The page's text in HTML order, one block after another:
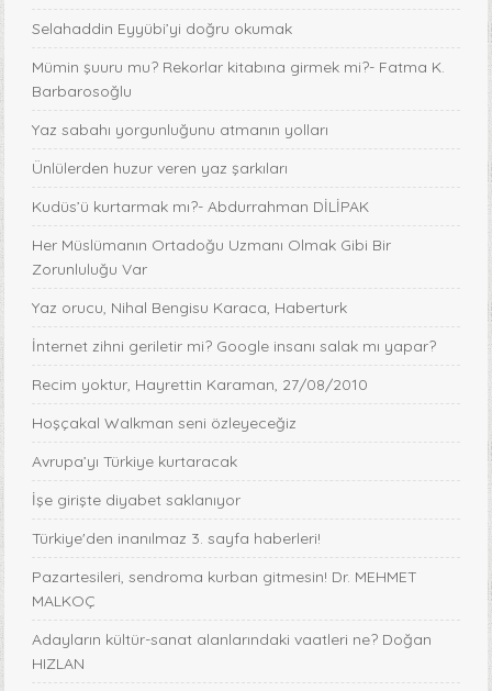
Selahaddin Eyyübi’yi doğru okumak
Mümin şuuru mu? Rekorlar kitabına girmek mi?- Fatma K.
Barbarosoğlu
Yaz sabahı yorgunluğunu atmanın yolları
Ünlülerden huzur veren yaz şarkıları
Kudüs’ü kurtarmak mı?- Abdurrahman DİLİPAK
Her Müslümanın Ortadoğu Uzmanı Olmak Gibi Bir
Zorunluluğu Var
Yaz orucu, Nihal Bengisu Karaca, Haberturk
İnternet zihni geriletir mi? Google insanı salak mı yapar?
Recim yoktur, Hayrettin Karaman, 27/08/2010
Hoşçakal Walkman seni özleyeceğiz
Avrupa’yı Türkiye kurtaracak
İşe girişte diyabet saklanıyor
Türkiye'den inanılmaz 3. sayfa haberleri!
Pazartesileri, sendroma kurban gitmesin! Dr. MEHMET
MALKOÇ
Adayların kültür-sanat alanlarındaki vaatleri ne? Doğan
HIZLAN